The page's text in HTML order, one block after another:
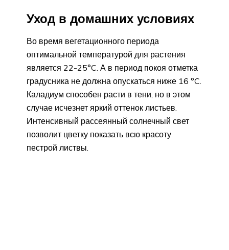
Уход в домашних условиях
Во время вегетационного периода
оптимальной температурой для растения
является 22-25°C. А в период покоя отметка
градусника не должна опускаться ниже 16 °C.
Каладиум способен расти в тени, но в этом
случае исчезнет яркий оттенок листьев.
Интенсивный рассеянный солнечный свет
позволит цветку показать всю красоту
пестрой листвы.